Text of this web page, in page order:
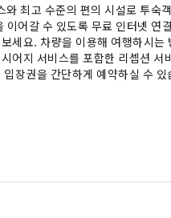
최고 수준의 편의 시설로 투숙
이어갈 수 있도록 무료 인터넷
세요. 차량을 이용해 여행하시
어지 서비스를 포함한 리셉션
장권을 간단하게 예약하실 수
는 세탁 서비스로 여행 시 사용한